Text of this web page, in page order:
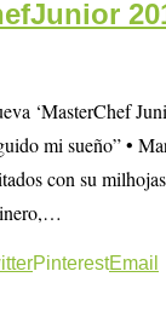
‘MasterChef
mi sueño” •
con su
PinterestEmail